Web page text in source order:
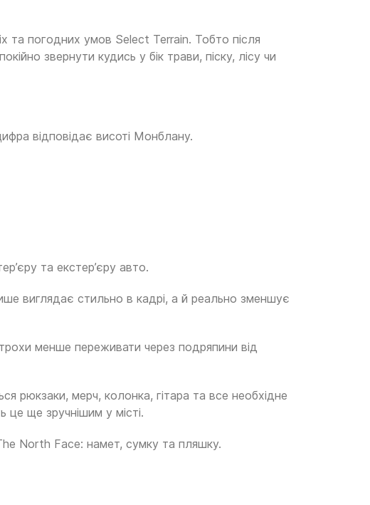
та погодних умов Select Terrain. Тобто після
звернути кудись у бік трави, піску, лісу чи
відповідає висоті Монблану.
та екстер’єру авто.
виглядає стильно в кадрі, а й реально зменшує
менше переживати через подряпини від
рюкзаки, мерч, колонка, гітара та все необхідне
ще зручнішим у місті.
North Face: намет, сумку та пляшку.